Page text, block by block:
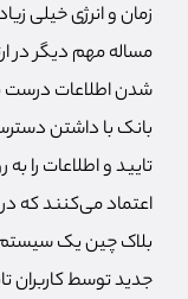
زمان و انرژی خیلی
مساله مهم دیگر در
شدن اطلاعات درست
بانک با داشتن
تایید و اطلاعات را
اعتماد می‌کنند که
بلاک چین یک سیستم
جدید توسط کاربران